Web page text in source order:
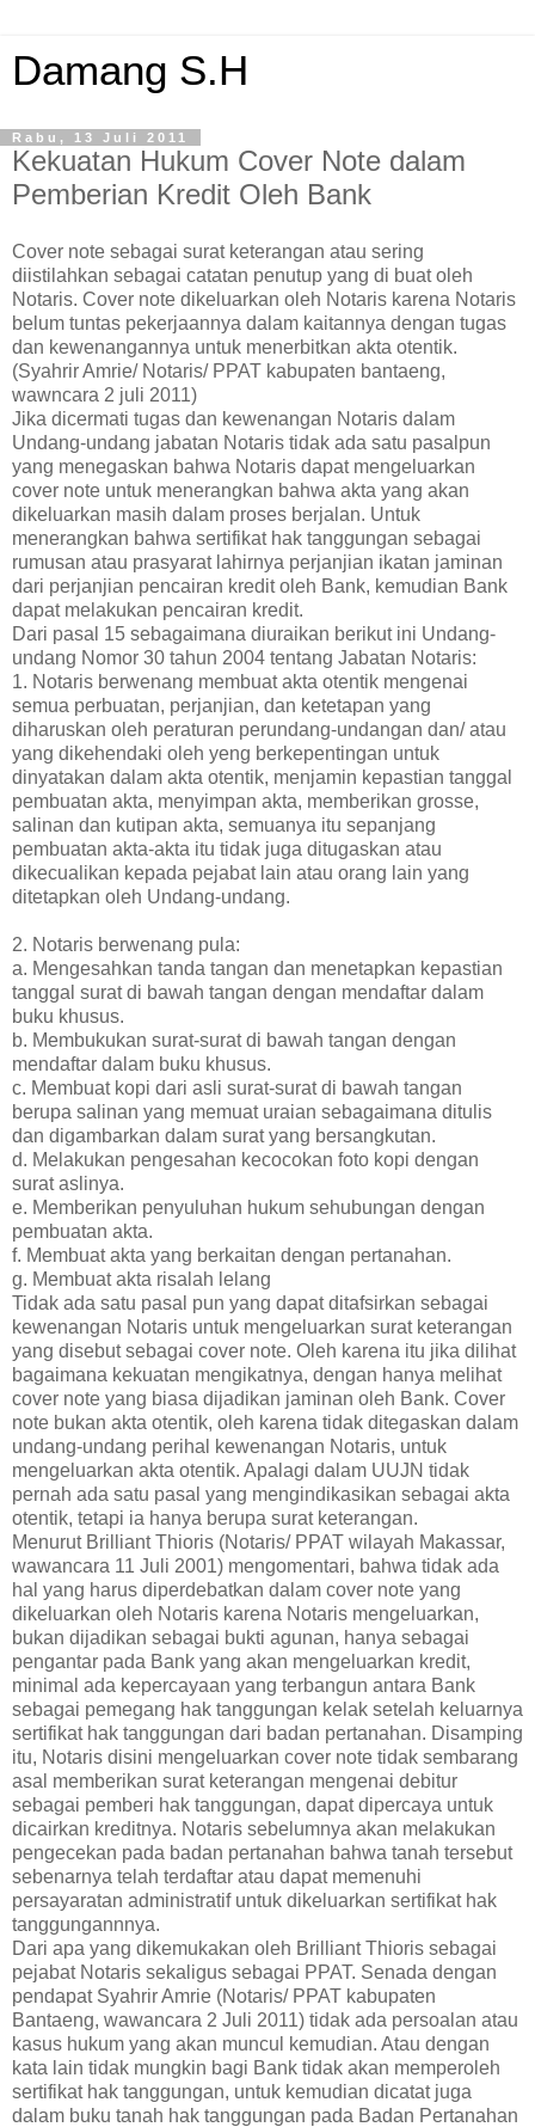
Damang S.H
Rabu, 13 Juli 2011
Kekuatan Hukum Cover Note dalam
Pemberian Kredit Oleh Bank
Cover note sebagai surat keterangan atau sering
diistilahkan sebagai catatan penutup yang di buat oleh
Notaris. Cover note dikeluarkan oleh Notaris karena Notaris
belum tuntas pekerjaannya dalam kaitannya dengan tugas
dan kewenangannya untuk menerbitkan akta otentik.
(Syahrir Amrie/ Notaris/ PPAT kabupaten bantaeng,
wawncara 2 juli 2011)
Jika dicermati tugas dan kewenangan Notaris dalam
Undang-undang jabatan Notaris tidak ada satu pasalpun
yang menegaskan bahwa Notaris dapat mengeluarkan
cover note untuk menerangkan bahwa akta yang akan
dikeluarkan masih dalam proses berjalan. Untuk
menerangkan bahwa sertifikat hak tanggungan sebagai
rumusan atau prasyarat lahirnya perjanjian ikatan jaminan
dari perjanjian pencairan kredit oleh Bank, kemudian Bank
dapat melakukan pencairan kredit.
Dari pasal 15 sebagaimana diuraikan berikut ini Undang-
undang Nomor 30 tahun 2004 tentang Jabatan Notaris:
1. Notaris berwenang membuat akta otentik mengenai
semua perbuatan, perjanjian, dan ketetapan yang
diharuskan oleh peraturan perundang-undangan dan/ atau
yang dikehendaki oleh yeng berkepentingan untuk
dinyatakan dalam akta otentik, menjamin kepastian tanggal
pembuatan akta, menyimpan akta, memberikan grosse,
salinan dan kutipan akta, semuanya itu sepanjang
pembuatan akta-akta itu tidak juga ditugaskan atau
dikecualikan kepada pejabat lain atau orang lain yang
ditetapkan oleh Undang-undang.
2. Notaris berwenang pula:
a. Mengesahkan tanda tangan dan menetapkan kepastian
tanggal surat di bawah tangan dengan mendaftar dalam
buku khusus.
b. Membukukan surat-surat di bawah tangan dengan
mendaftar dalam buku khusus.
c. Membuat kopi dari asli surat-surat di bawah tangan
berupa salinan yang memuat uraian sebagaimana ditulis
dan digambarkan dalam surat yang bersangkutan.
d. Melakukan pengesahan kecocokan foto kopi dengan
surat aslinya.
e. Memberikan penyuluhan hukum sehubungan dengan
pembuatan akta.
f. Membuat akta yang berkaitan dengan pertanahan.
g. Membuat akta risalah lelang
Tidak ada satu pasal pun yang dapat ditafsirkan sebagai
kewenangan Notaris untuk mengeluarkan surat keterangan
yang disebut sebagai cover note. Oleh karena itu jika dilihat
bagaimana kekuatan mengikatnya, dengan hanya melihat
cover note yang biasa dijadikan jaminan oleh Bank. Cover
note bukan akta otentik, oleh karena tidak ditegaskan dalam
undang-undang perihal kewenangan Notaris, untuk
mengeluarkan akta otentik. Apalagi dalam UUJN tidak
pernah ada satu pasal yang mengindikasikan sebagai akta
otentik, tetapi ia hanya berupa surat keterangan.
Menurut Brilliant Thioris (Notaris/ PPAT wilayah Makassar,
wawancara 11 Juli 2001) mengomentari, bahwa tidak ada
hal yang harus diperdebatkan dalam cover note yang
dikeluarkan oleh Notaris karena Notaris mengeluarkan,
bukan dijadikan sebagai bukti agunan, hanya sebagai
pengantar pada Bank yang akan mengeluarkan kredit,
minimal ada kepercayaan yang terbangun antara Bank
sebagai pemegang hak tanggungan kelak setelah keluarnya
sertifikat hak tanggungan dari badan pertanahan. Disamping
itu, Notaris disini mengeluarkan cover note tidak sembarang
asal memberikan surat keterangan mengenai debitur
sebagai pemberi hak tanggungan, dapat dipercaya untuk
dicairkan kreditnya. Notaris sebelumnya akan melakukan
pengecekan pada badan pertanahan bahwa tanah tersebut
sebenarnya telah terdaftar atau dapat memenuhi
persayaratan administratif untuk dikeluarkan sertifikat hak
tanggungannnya.
Dari apa yang dikemukakan oleh Brilliant Thioris sebagai
pejabat Notaris sekaligus sebagai PPAT. Senada dengan
pendapat Syahrir Amrie (Notaris/ PPAT kabupaten
Bantaeng, wawancara 2 Juli 2011) tidak ada persoalan atau
kasus hukum yang akan muncul kemudian. Atau dengan
kata lain tidak mungkin bagi Bank tidak akan memperoleh
sertifikat hak tanggungan, untuk kemudian dicatat juga
dalam buku tanah hak tanggungan pada Badan Pertanahan